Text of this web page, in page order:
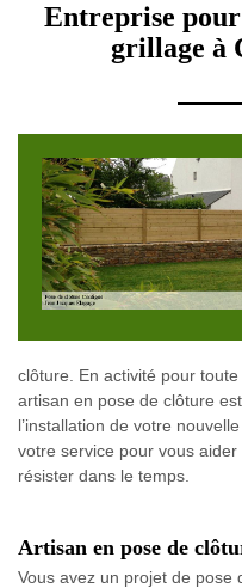
Entreprise
grillage à
clôture. En activité pour
artisan en pose de clôture
l’installation de votre
votre service pour vous
résister dans le temps.
Artisan en pose de
Vous avez un projet de pose